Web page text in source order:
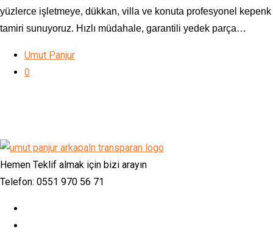
yüzlerce işletmeye, dükkan, villa ve konuta profesyonel kepenk
tamiri sunuyoruz. Hızlı müdahale, garantili yedek parça…
Umut Panjur
0
Hemen Teklif almak için bizi arayın
Telefon: 0551 970 56 71